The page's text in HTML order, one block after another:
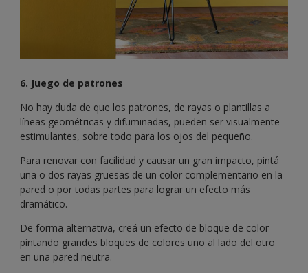
6. Juego de patrones
No hay duda de que los patrones, de rayas o plantillas a
líneas geométricas y difuminadas, pueden ser visualmente
estimulantes, sobre todo para los ojos del pequeño.
Para renovar con facilidad y causar un gran impacto, pintá
una o dos rayas gruesas de un color complementario en la
pared o por todas partes para lograr un efecto más
dramático.
De forma alternativa, creá un efecto de bloque de color
pintando grandes bloques de colores uno al lado del otro
en una pared neutra.